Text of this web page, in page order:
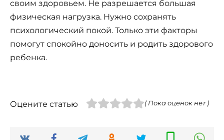
своим здоровьем. Не разрешается большая
физическая нагрузка. Нужно сохранять
психологический покой. Только эти факторы
помогут спокойно доносить и родить здорового
ребенка.
Оцените статью ( Пока оценок нет )